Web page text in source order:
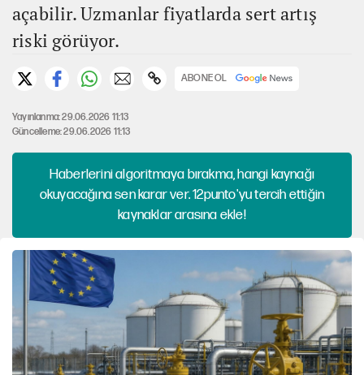
açabilir. Uzmanlar fiyatlarda sert artış
riski görüyor.
ABONE OL
Yayınlanma: 29.06.2026 11:13
Güncelleme: 29.06.2026 11:13
Haberlerini algoritmaya bırakma, hangi kaynağı
okuyacağına sen karar ver. 12punto'yu tercih ettiğin
kaynaklar arasına ekle!